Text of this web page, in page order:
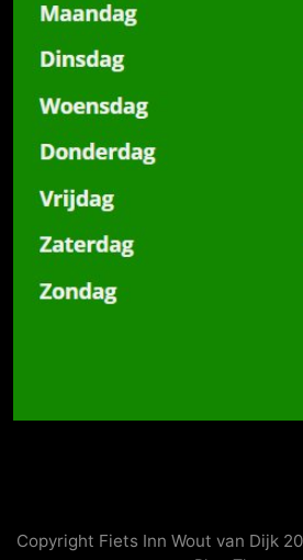
Copyright Fiets Inn Wout van Dijk